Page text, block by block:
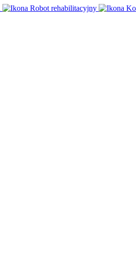
Robot rehabilitacyjny